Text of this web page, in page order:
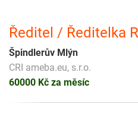
Ředitel / Ředitelka
Špindlerův Mlýn
CRI ameba.eu, s.r.o.
60000 Kč za měsíc